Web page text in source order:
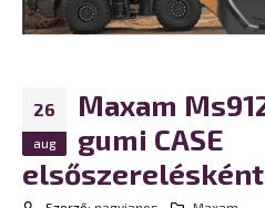
26
aug
Maxam
gumi CASE